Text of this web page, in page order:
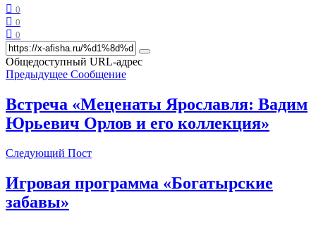
0
0
0
Общедоступный URL-адрес
Предыдущее Сообщение
Встреча «Меценаты Ярославля: Вадим
Юрьевич Орлов и его коллекция»
Следующий Пост
Игровая программа «Богатырские
забавы»